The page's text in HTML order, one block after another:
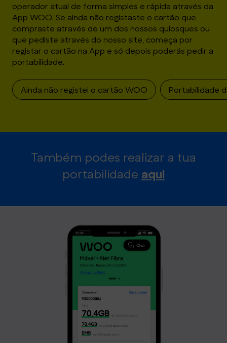
operador atual de forma simples e rápida através da
App WOO. Se ainda não registaste o cartão que
compraste através de um dos nossos quiosques ou
que pediste através do nosso site, começa por
registar o cartão na App e só depois poderás pedir a
portabilidade.
Ainda não registei o cartão WOO Portabilidade
Também podes realizar a tua
portabilidade aqui